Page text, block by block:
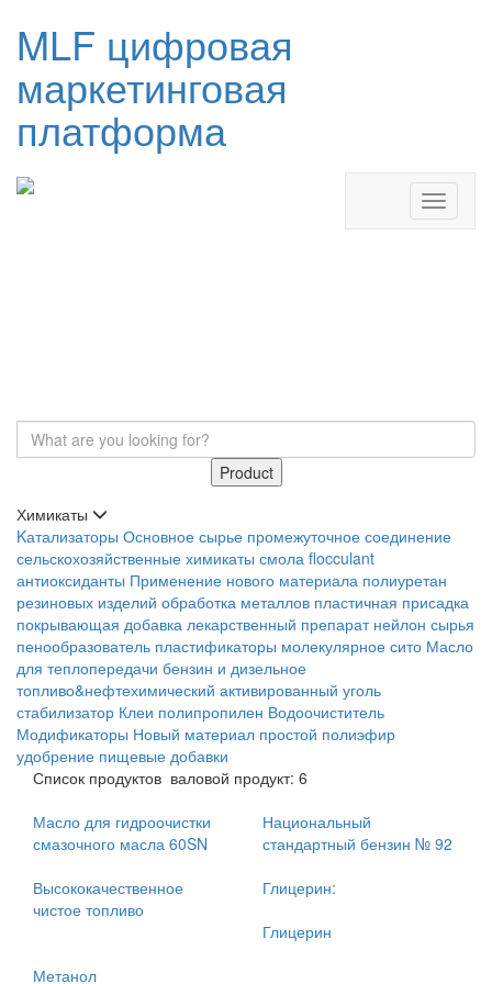
MLF цифровая
маркетинговая
платформа
Product
Химикаты
Kатализаторы Основное сырье промежуточное соединение
сельскохозяйственные химикаты смола flocculant
антиоксиданты Применение нового материала полиуретан
резиновых изделий обработка металлов пластичная присадка
покрывающая добавка лекарственный препарат нейлон сырья
пенообразователь пластификаторы молекулярное сито Масло
для теплопередачи бензин и дизельное
топливо&нефтехимический активированный уголь
стабилизатор Клеи полипропилен Водоочиститель
Модификаторы Новый материал простой полиэфир
удобрение пищевые добавки
Список продуктов валовой продукт: 6
Масло для гидроочистки
смазочного масла 60SN
Национальный
стандартный бензин № 92
Высококачественное
чистое топливо
Глицерин:
Глицерин
Метанол